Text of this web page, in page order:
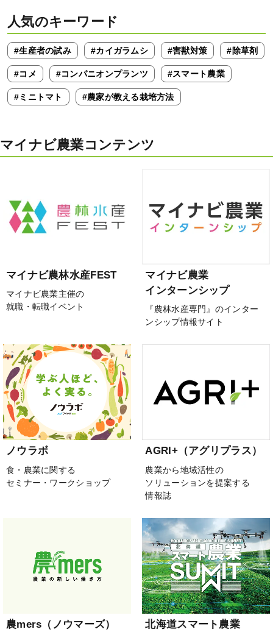
人気のキーワード
#生産者の試み #カイガラムシ #害獣対策 #除草剤
#コメ #コンパニオンプランツ #スマート農業
#ミニトマト #農家が教える栽培方法
マイナビ農業コンテンツ
マイナビ農林水産FEST
マイナビ農業主催の
就職・転職イベント
マイナビ農業
インターンシップ
『農林水産専門』のインター
ンシップ情報サイト
ノウラボ
食・農業に関する
セミナー・ワークショップ
AGRI+（アグリプラス）
農業から地域活性の
ソリューションを提案する
情報誌
農mers（ノウマーズ） 北海道スマート農業